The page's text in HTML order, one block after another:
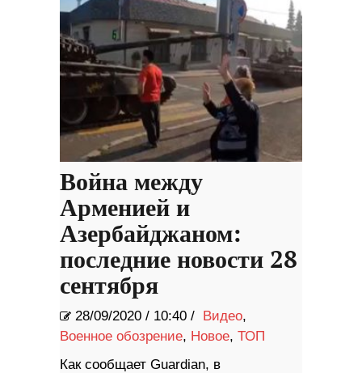
Война между
Арменией и
Азербайджаном:
последние новости 28
сентября
28/09/2020 / 10:40 / Видео,
Военное обозрение, Новое, ТОП
Как сообщает Guardian, в